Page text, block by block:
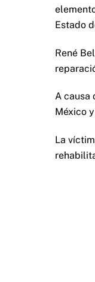
Estado
René
A causa
México
La